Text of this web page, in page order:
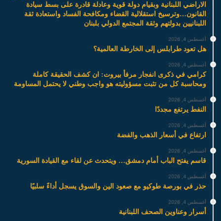
الاراضي اللبنانية وبقيام دولة قوية وعادلة قادرة على بسط سيادة
القانون…وترسيخ استقلالية القضاء ومكافحة الفساد واستعادة ثقة
اللبنانيين بدولتهم وثقة المجتمع الدولي بلبنان
أغسطس 4, 2026
هل تعود طرابلس إلى الخارطة العالمية؟
أغسطس 4, 2026
كرامي في ذكرى انفجار مرفأ بيروت: ان كشف الحقيقة كاملة
ومحاسبة كل من تثبت مسؤوليته هو واجب وطني لا يحتمل المساومة
أغسطس 4, 2026
النفط يرتفع مجددًا
أغسطس 4, 2026
ارتفاع في أسعار الذهب والفضة
أغسطس 4, 2026
قاسم يفتح الباب أمام دمشق… ويتحدث عن لقاء مع القيادة السورية
أغسطس 4, 2026
حذر في بورصة طوكيو مع صعود الين والسوق يسجل أداءً سلبيًا
أغسطس 4, 2026
أسرار وعناوين الصحف اللبنانية